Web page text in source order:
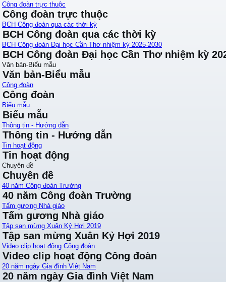
Công đoàn trực thuộc
Công đoàn trực thuộc
BCH Công đoàn qua các thời kỳ
BCH Công đoàn qua các thời kỳ
BCH Công đoàn Đại học Cần Thơ nhiệm kỳ 2025-2030
BCH Công đoàn Đại học Cần Thơ nhiệm kỳ
Văn bản-Biểu mẫu
Văn bản-Biểu mẫu
Công đoàn
Công đoàn
Biểu mẫu
Biểu mẫu
Thông tin - Hướng dẫn
Thông tin - Hướng dẫn
Tin hoạt động
Tin hoạt động
Chuyên đề
Chuyên đề
40 năm Công đoàn Trường
40 năm Công đoàn Trường
Tấm gương Nhà giáo
Tấm gương Nhà giáo
Tập san mừng Xuân Kỷ Hợi 2019
Tập san mừng Xuân Kỷ Hợi 2019
Video clip hoạt động Công đoàn
Video clip hoạt động Công đoàn
20 năm ngày Gia đình Việt Nam
20 năm ngày Gia đình Việt Nam